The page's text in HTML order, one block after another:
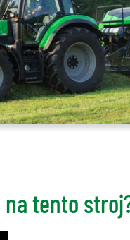
na tento